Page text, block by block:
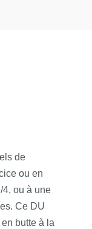
de
au
Cité.
de
ou en
4, ou à une
Ce DU
butte à la